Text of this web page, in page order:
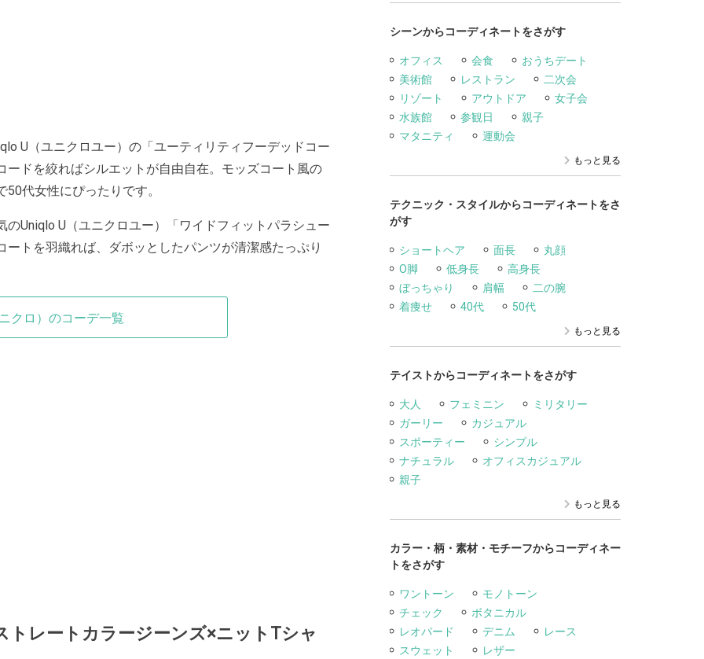
U（ユニクロユー）の「ユーティリティフーデッドコー
ドを絞ればシルエットが自由自在。モッズコート風の
代女性にぴったりです。
Uniqlo U（ユニクロユー）「ワイドフィットパラシュー
トを羽織れば、ダボッとしたパンツが清潔感たっぷり
クロ）のコーデ一覧
レートカラージーンズ×ニットTシャ
シーンからコーディネートをさがす
オフィス 会食
おうちデート
美術館
レストラン
二次会
リゾート
アウトドア
女子会
水族館
参観日
親子
マタニティ
運動会
もっと見る
テクニック・スタイルからコーディネートをさ
がす
ショートヘア 面長
丸顔
O脚
低身長
高身長
ぼっちゃり
肩幅
二の腕
着痩せ
40代 50代
もっと見る
テイストからコーディネートをさがす
大人 フェミニン
ミリタリー
ガーリー
カジュアル
スポーティー
シンプル
ナチュラル
オフィスカジュアル
親子
もっと見る
カラー・柄・素材・モチーフからコーディネー
トをさがす
ワントーン
モノトーン
チェック
ボタニカル
レオパード
デニム
レース
スウェット
レザー